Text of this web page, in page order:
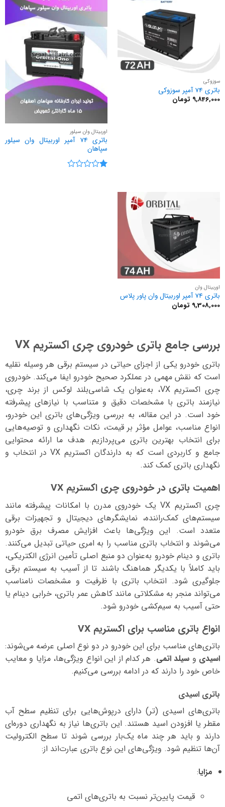
سوزوکی
باتری 74 آمپر سوزوکی
9,846,000 تومان
اوربیتال وان سیلور
باتری 74 آمپر اوربیتال وان سیلور
سپاهان
اوربیتال وان
باتری 74 آمپر اوربیتال وان پاور پلاس
9,308,000 تومان
بررسی جامع باتری خودروی چری اکستریم VX
باتری خودرو یکی از اجزای حیاتی در سیستم برقی هر وسیله نقلیه
است که نقش مهمی در عملکرد صحیح خودرو ایفا می‌کند. خودروی
چری اکستریم VX، به‌عنوان یک شاسی‌بلند لوکس از برند چری،
نیازمند باتری با مشخصات دقیق و متناسب با نیازهای پیشرفته
خود است. در این مقاله، به بررسی ویژگی‌های باتری این خودرو،
انواع مناسب، عوامل مؤثر بر قیمت، نکات نگهداری و توصیه‌هایی
برای انتخاب بهترین باتری می‌پردازیم. هدف ما ارائه محتوایی
جامع و کاربردی است که به دارندگان اکستریم VX در انتخاب و
نگهداری باتری کمک کند.
اهمیت باتری در خودروی چری اکستریم VX
چری اکستریم VX یک خودروی مدرن با امکانات پیشرفته مانند
سیستم‌های کمک‌راننده، نمایشگرهای دیجیتال و تجهیزات برقی
متعدد است. این ویژگی‌ها باعث افزایش مصرف برق خودرو
می‌شوند و انتخاب باتری مناسب را به امری حیاتی تبدیل می‌کنند.
باتری و دینام خودرو به‌عنوان دو منبع اصلی تأمین انرژی الکتریکی،
باید کاملاً با یکدیگر هماهنگ باشند تا از آسیب به سیستم برقی
جلوگیری شود. انتخاب باتری با ظرفیت و مشخصات نامناسب
می‌تواند منجر به مشکلاتی مانند کاهش عمر باتری، خرابی دینام یا
حتی آسیب به سیم‌کشی خودرو شود.
انواع باتری مناسب برای اکستریم VX
باتری‌های مناسب برای این خودرو در دو نوع اصلی عرضه می‌شوند:
اسیدی و سیلد اتمی. هر کدام از این انواع ویژگی‌ها، مزایا و معایب
خاص خود را دارند که در ادامه بررسی می‌کنیم.
باتری اسیدی
باتری‌های اسیدی (تر) دارای درپوش‌هایی برای تنظیم سطح آب
مقطر یا افزودن اسید هستند. این باتری‌ها نیاز به نگهداری دوره‌ای
دارند و باید هر چند ماه یک‌بار بررسی شوند تا سطح الکترولیت
آن‌ها تنظیم شود. ویژگی‌های این نوع باتری عبارت‌اند از:
مزایا:
قیمت پایین‌تر نسبت به باتری‌های اتمی